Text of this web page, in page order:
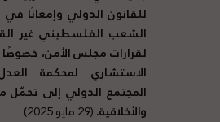
للقانون الدولي وإمعانًا
الشعب الفلسطيني غير
لقرارات مجلس الأمن، خصوصًا
الاستشاري لمحكمة
المجتمع الدولي إلى تحمّل
والأخلاقية.(29 مايو 2025)